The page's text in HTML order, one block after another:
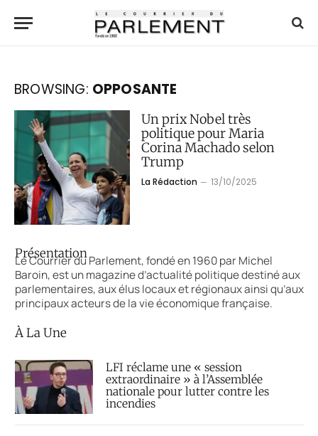
BROWSING: OPPOSANTE
Un prix Nobel très
politique pour Maria
Corina Machado selon
Trump
La Rédaction 13/10/2025
Présentation
Le Courrier du Parlement, fondé en 1960 par Michel
Baroin, est un magazine d’actualité politique destiné aux
parlementaires, aux élus locaux et régionaux ainsi qu’aux
principaux acteurs de la vie économique française.
À La Une
LFI réclame une « session
extraordinaire » à l’Assemblée
nationale pour lutter contre les
incendies